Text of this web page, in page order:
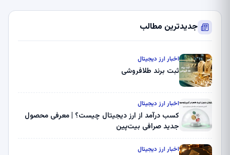
جدیدترین مطالب
اخبار ارز دیجیتال
ثبت برند طلافروشی
اخبار ارز دیجیتال
کسب درآمد از ارز دیجیتال چیست؟ | معرفی محصول
جدید صرافی بیت‌پین
اخبار ارز دیجیتال